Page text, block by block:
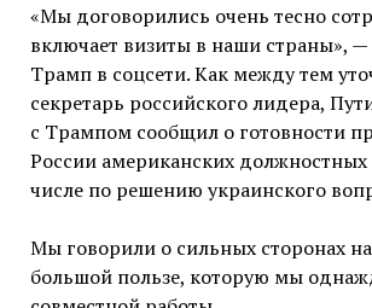
«Мы договорились очень тесно
включает визиты в наши страны», —
Трамп в соцсети. Как между тем
секретарь российского лидера,
с Трампом сообщил о готовности
России американских
числе по решению украинского
Мы говорили о сильных сторонах
большой пользе, которую мы